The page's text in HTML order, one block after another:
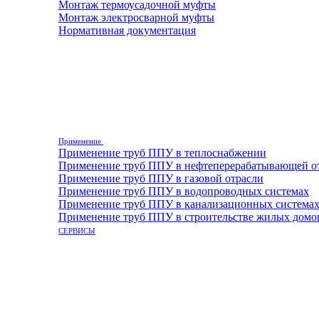
Монтаж термоусадочной муфты
Монтаж электросварной муфты
Нормативная документация
Применение
Применение труб ППУ в теплоснабжении
Применение труб ППУ в нефтеперерабатывающей
Применение труб ППУ в газовой отрасли
Применение труб ППУ в водопроводных системах
Применение труб ППУ в канализационных системах
Применение труб ППУ в строительстве жилых
СЕРВИСЫ